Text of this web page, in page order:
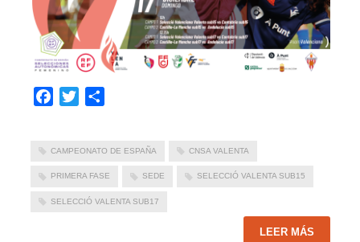
Facebook
Twitter
CAMPEONATO DE ESPAÑA CNSA VALENTA
PRIMERA FASE SEDE SELECCIÓ VALENTA SUB15
SELECCIÓ VALENTA SUB17
LEER MÁS